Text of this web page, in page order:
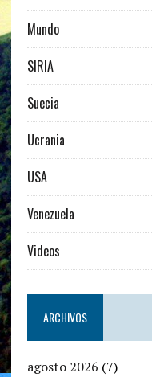
Mundo
SIRIA
Suecia
Ucrania
USA
Venezuela
Videos
ARCHIVOS
agosto 2026 (7)